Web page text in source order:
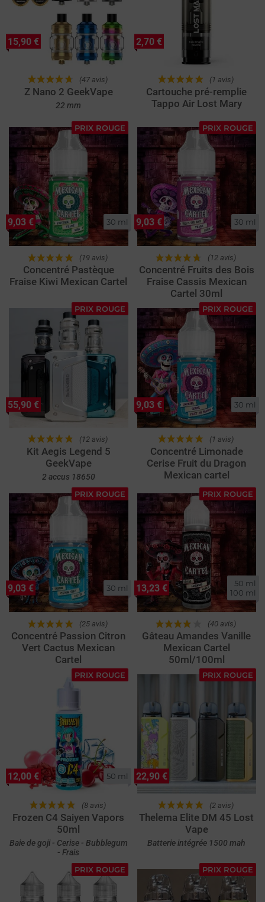
(47 avis)
Z Nano 2 GeekVape
22 mm
15,90 €
(1 avis)
Cartouche pré-remplie
Tappo Air Lost Mary
2,70 €
PRIX ROUGE
30 ml
(19 avis)
Concentré Pastèque
Fraise Kiwi Mexican Cartel
9,03 €
PRIX ROUGE
30 ml
(12 avis)
Concentré Fruits des Bois
Fraise Cassis Mexican
Cartel 30ml
9,03 €
PRIX ROUGE
(12 avis)
Kit Aegis Legend 5
GeekVape
2 accus 18650
55,90 €
PRIX ROUGE
30 ml
(1 avis)
Concentré Limonade
Cerise Fruit du Dragon
Mexican cartel
9,03 €
PRIX ROUGE
30 ml
(25 avis)
Concentré Passion Citron
Vert Cactus Mexican
Cartel
9,03 €
PRIX ROUGE
50 ml
100 ml
(40 avis)
Gâteau Amandes Vanille
Mexican Cartel
50ml/100ml
13,23 €
PRIX ROUGE
50 ml
(8 avis)
Frozen C4 Saiyen Vapors
50ml
Baie de goji - Cerise - Bubblegum
- Frais
12,00 €
PRIX ROUGE
(2 avis)
Thelema Elite DM 45 Lost
Vape
Batterie intégrée 1500 mah
22,90 €
PRIX ROUGE PRIX ROUGE